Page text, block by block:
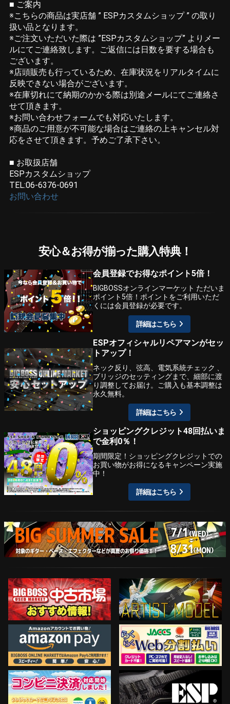
■ ご案内
※こちらの商品は実店舗 ” ESPカスタムショップ ” の取り
扱い品となります。
※ご注文いただいた際は ”ESPカスタムショップ” よりメー
ルにてご連絡致します。ご返信には日数を要する場合も
ございます。
※店頭販売も行っているため、在庫状況をリアルタイムに
反映できない場合がございます。
※在庫切れにて納期のかかる際は別途メールにてご連絡さ
せて頂きます。
※お問い合わせフォームでも対応いたします。
※商品のご用意が不可能な場合はご連絡の上キャンセル対
応をさせて頂きます。予めご了承下さい。
■ お取扱店舗
ESPカスタムショップ
TEL:06-6376-0691
お問い合わせ
安心＆お得が揃った購入特典！
会員登録でお得なポイント5倍！
BIGBOSSオンラインマーケット ただいま
ポイント5倍！ポイントをご利用いただ
くには会員登録が必要です。
詳細はこちら
ESPオフィシャルリペアマンがセッ
トアップ！
ネック反り、弦高、電気系統チェック 、
ブリッジのセッティングまで、細部に渡
り調整してお届け。ご購入も基本調整は
永久無料。
詳細はこちら
ショッピングクレジット48回払いま
で金利0％！
期間限定！ショッピングクレジットでの
お買い物がお得になるキャンペーン実施
中！
詳細はこちら